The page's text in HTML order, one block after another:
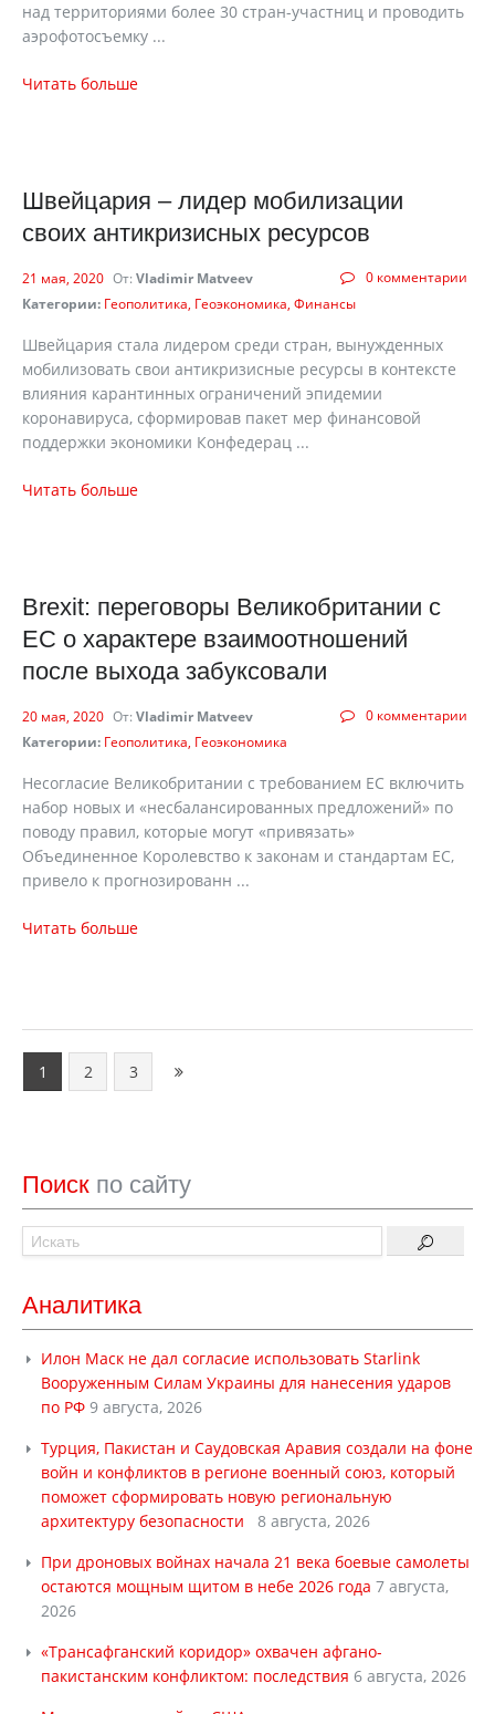
над территориями более 30 стран-участниц и проводить
аэрофотосъемку ...
Читать больше
Швейцария – лидер мобилизации
своих антикризисных ресурсов
0 комментарии
21 мая, 2020 От: Vladimir Matveev
Категории: Геополитика Геоэкономика Финансы
Швейцария стала лидером среди стран, вынужденных
мобилизовать свои антикризисные ресурсы в контексте
влияния карантинных ограничений эпидемии
коронавируса, сформировав пакет мер финансовой
поддержки экономики Конфедерац ...
Читать больше
Brexit: переговоры Великобритании с
ЕС о характере взаимоотношений
после выхода забуксовали
0 комментарии
20 мая, 2020 От: Vladimir Matveev
Категории: Геополитика Геоэкономика
Несогласие Великобритании с требованием ЕС включить
набор новых и «несбалансированных предложений» по
поводу правил, которые могут «привязать»
Объединенное Королевство к законам и стандартам ЕС,
привело к прогнозированн ...
Читать больше
1 2 3
Поиск по сайту
Аналитика
Илон Маск не дал согласие использовать Starlink
Вооруженным Силам Украины для нанесения ударов
по РФ 9 августа, 2026
Турция, Пакистан и Саудовская Аравия создали на фоне
войн и конфликтов в регионе военный союз, который
поможет сформировать новую региональную
архитектуру безопасности
8 августа, 2026
При дроновых войнах начала 21 века боевые самолеты
остаются мощным щитом в небе 2026 года 7 августа,
2026
«Трансафганский коридор» охвачен афгано-
пакистанским конфликтом: последствия 6 августа, 2026